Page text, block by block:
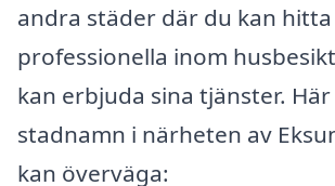
andra städer där du kan hitta
professionella inom
kan erbjuda sina tjänster.
stadnamn i närheten av
kan överväga: